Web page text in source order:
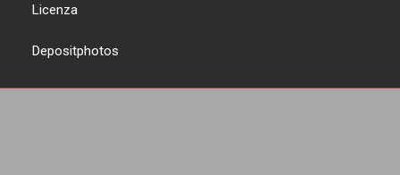
Licenza
Depositphotos